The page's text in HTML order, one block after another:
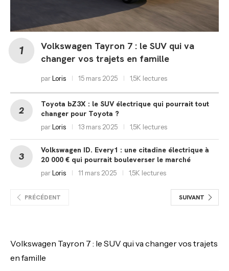
Volkswagen Tayron 7 : le SUV qui va
changer vos trajets en famille
parLoris 15 mars 2025 1,5K lectures
Toyota bZ3X : le SUV électrique qui pourrait tout
changer pour Toyota ?
parLoris 13 mars 2025 1,5K lectures
Volkswagen ID. Every1 : une citadine électrique à
20 000 € qui pourrait bouleverser le marché
parLoris 11 mars 2025 1,5K lectures
PRÉCÉDENT SUIVANT
Volkswagen Tayron 7 : le SUV qui va changer vos trajets
en famille